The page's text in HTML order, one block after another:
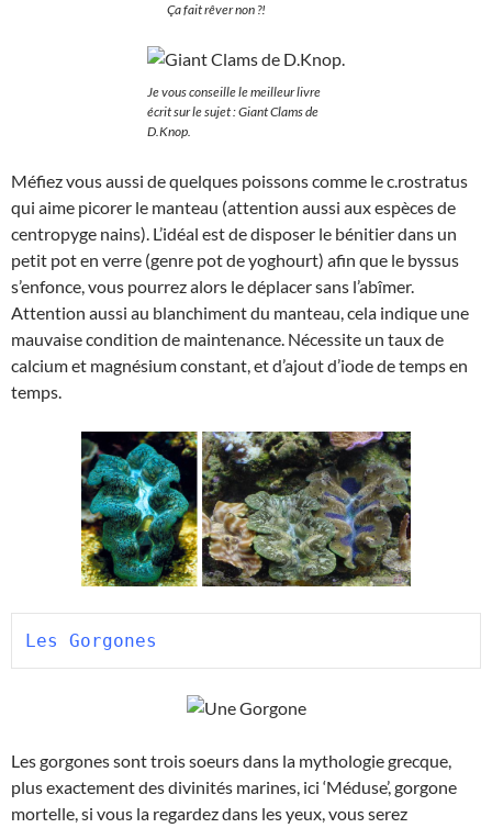
Ça fait rêver non ?!
Je vous conseille le meilleur livre
écrit sur le sujet : Giant Clams de
D.Knop.
Méfiez vous aussi de quelques poissons comme le c.rostratus
qui aime picorer le manteau (attention aussi aux espèces de
centropyge nains). L’idéal est de disposer le bénitier dans un
petit pot en verre (genre pot de yoghourt) afin que le byssus
s’enfonce, vous pourrez alors le déplacer sans l’abîmer.
Attention aussi au blanchiment du manteau, cela indique une
mauvaise condition de maintenance. Nécessite un taux de
calcium et magnésium constant, et d’ajout d’iode de temps en
temps.
Les Gorgones
Les gorgones sont trois soeurs dans la mythologie grecque,
plus exactement des divinités marines, ici ‘Méduse’, gorgone
mortelle, si vous la regardez dans les yeux, vous serez